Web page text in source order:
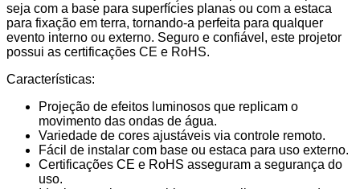
seja com a base para superfícies planas ou com a estaca
para fixação em terra, tornando-a perfeita para qualquer
evento interno ou externo. Seguro e confiável, este projetor
possui as certificações CE e RoHS.
Características:
Projeção de efeitos luminosos que replicam o
movimento das ondas de água.
Variedade de cores ajustáveis via controle remoto.
Fácil de instalar com base ou estaca para uso externo.
Certificações CE e RoHS asseguram a segurança do
uso.